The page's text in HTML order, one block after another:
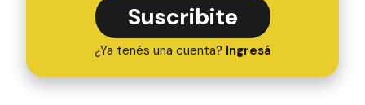
Suscribite
¿Ya tenés una cuenta? Ingresá